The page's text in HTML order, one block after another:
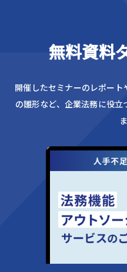
無料資料
開催したセミナーのレポー
の雛形など、企業法務に役